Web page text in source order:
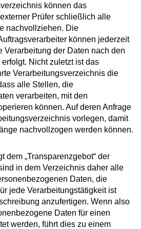
können das
Prüfer schließlich alle
nachvollziehen. Die
können jederzeit
Verarbeitung der Daten nach den
Nicht zuletzt ist das
Verarbeitungsverzeichnis die
alle Stellen, die
verarbeiten, mit den
können. Auf deren Anfrage
vorlegen, damit
nachvollzogen werden können.
dem „Transparenzgebot“ der
in dem Verzeichnis daher alle
Daten, die
jede Verarbeitungstätigkeit ist
anzufertigen. Wenn also
Daten für einen
werden, führt dies zu einem